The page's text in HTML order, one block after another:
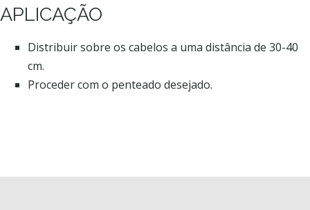
APLICAÇÃO
Distribuir sobre os cabelos a uma distância de 30-40
cm.
Proceder com o penteado desejado.